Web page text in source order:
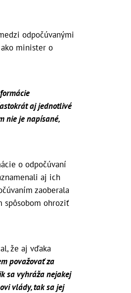
odpočúvanými
minister o
aj jednotlivé
nie je napísané,
o odpočúvaní
aj ich
zaoberala
spôsobom ohroziť
že aj vďaka
považovať za
sa vyhráža nejakej
vlády, tak sa jej